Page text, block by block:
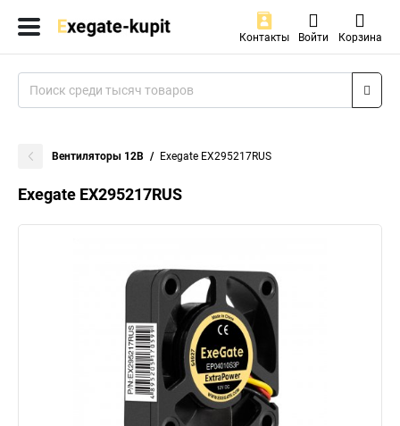
Контакты Войти Корзина
Вентиляторы 12В Exegate EX295217RUS
Exegate EX295217RUS